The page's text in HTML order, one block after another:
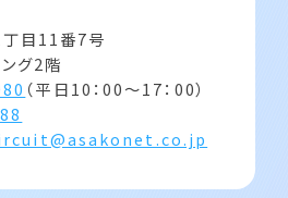
目11番7号
グ2階
（平日10：00～17：00）